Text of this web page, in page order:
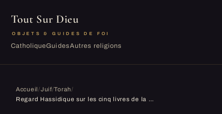
Tout Sur Dieu
OBJETS & GUIDES DE FOI
CatholiqueGuidesAutres religions
Accueil/Juif/Torah/
Regard Hassidique sur les cinq livres de la Torah: Comprendre les secrets de la Kabbalah